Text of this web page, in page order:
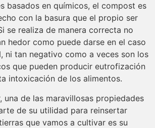
basados en químicos, el compost es
con la basura que el propio ser
se realiza de manera correcta no
hedor como puede darse en el caso
ni tan negativo como a veces son los
que pueden producir eutrofización
intoxicación de los alimentos.
una de las maravillosas propiedades
de su utilidad para reinsertar
que vamos a cultivar es su